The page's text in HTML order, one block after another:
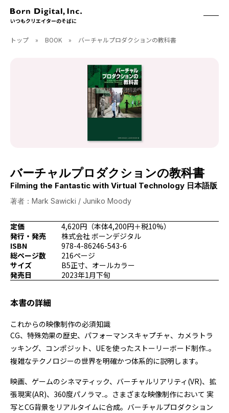
いつもクリエイターのそばに
ABOUT
CGWORLD
CGWORLD.jp
BOOK
刊行順
ゲーム/CG
映像/映画/アニメ
プログラミング/ウェブ
ファッション/デザイン/他
SEMINAR
有料セミナー
チュートリアル
トップ » BOOK » バーチャルプロダクションの教科書
バーチャルプロダクションの教科書
Filming the Fantastic with Virtual Technology 日本語版
著者：Mark Sawicki / Juniko Moody
定価
4,620円（本体4,200円＋税10%）
発行・発売
株式会社 ボーンデジタル
ISBN
978-4-86246-543-6
総ページ数
216ページ
サイズ
B5正寸、オールカラー
発売日
2023年1月下旬
本書の詳細
これからの映像制作の必須知識
CG、特殊効果の歴史、パフォーマンスキャプチャ、カメラトラ
ッキング、コンポジット、UEを使ったストーリーボード制作..。
複雑なテクノロジーの世界を明確かつ体系的に説明します。
映画、ゲームのシネマティック、バーチャルリアリティ(VR)、拡
張現実(AR)、360度パノラマ..。さまざまな映像制作において 実
写とCG背景をリアルタイムに合成。バーチャルプロダクション